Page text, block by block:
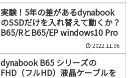
実験！5年の差があるdynabook
のSSDだけを入れ替えて動くか？
B65/RとB65/EP windows10 Pro
2022.11.06
dynabook B65 シリーズの
FHD（フルHD）液晶ケーブルを